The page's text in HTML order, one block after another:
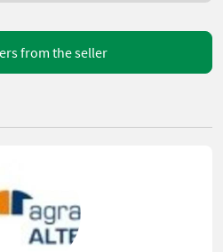
from the seller